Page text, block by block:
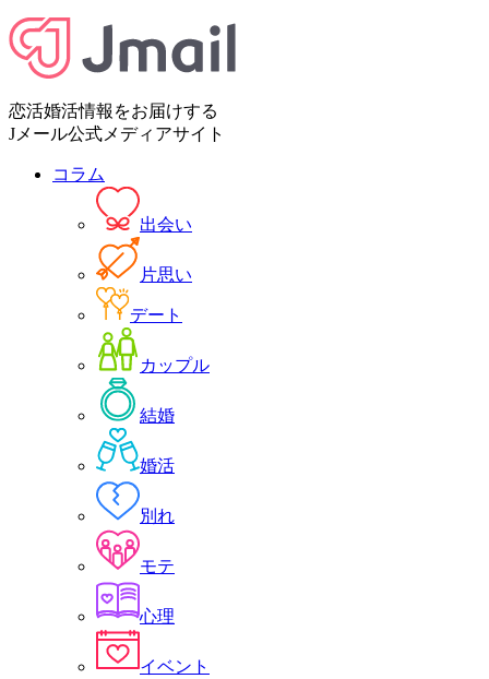
恋活婚活情報をお届けする
Jメール公式メディアサイト
コラム
出会い
片思い
デート
カップル
結婚
婚活
別れ
モテ
心理
イベント